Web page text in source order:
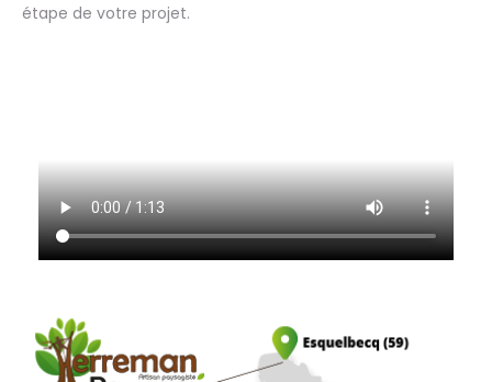
étape de votre projet.